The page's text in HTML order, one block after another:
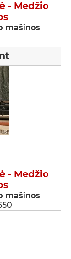
- Medžio
mašinos
- Medžio
mašinos